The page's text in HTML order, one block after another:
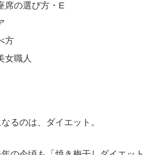
席の選び方・E
方
女職人
るのは、ダイエット。